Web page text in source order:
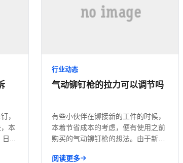
，
本
...
行业动态
气动铆钉枪的拉力可以调节吗
有些小伙伴在铆接新的工件的时候，
本着节省成本的考虑，便有使用之前
购买的气动铆钉枪的想法。由于新工
阅读更多